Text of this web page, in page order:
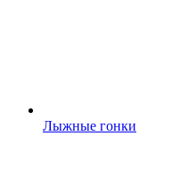
Лыжные гонки